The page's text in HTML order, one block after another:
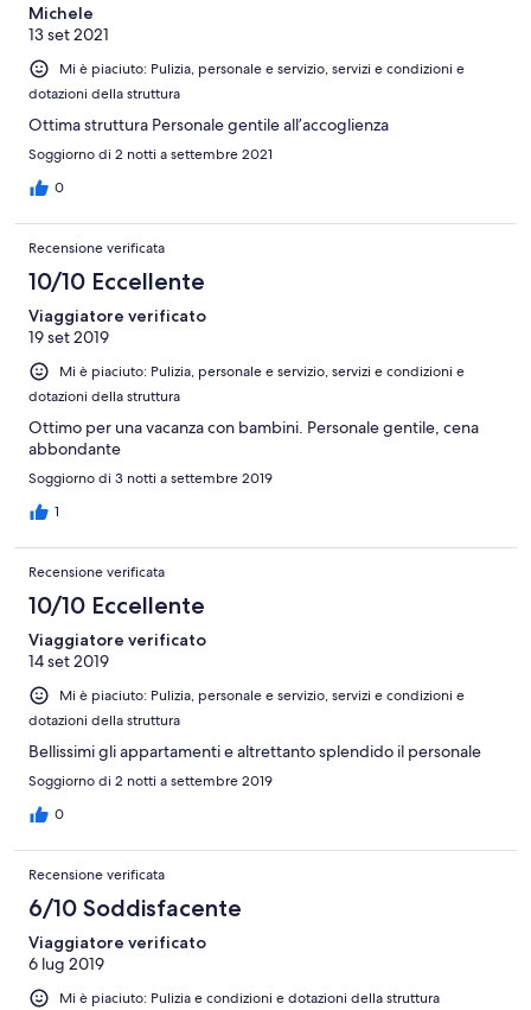
Michele
13 set 2021
Mi è piaciuto: Pulizia, personale e servizio, servizi e condizioni e
dotazioni della struttura
Ottima struttura Personale gentile all’accoglienza
Soggiorno di 2 notti a settembre 2021
0
Recensione verificata
10/10 Eccellente
Viaggiatore verificato
19 set 2019
Mi è piaciuto: Pulizia, personale e servizio, servizi e condizioni e
dotazioni della struttura
Ottimo per una vacanza con bambini. Personale gentile, cena
abbondante
Soggiorno di 3 notti a settembre 2019
1
Recensione verificata
10/10 Eccellente
Viaggiatore verificato
14 set 2019
Mi è piaciuto: Pulizia, personale e servizio, servizi e condizioni e
dotazioni della struttura
Bellissimi gli appartamenti e altrettanto splendido il personale
Soggiorno di 2 notti a settembre 2019
0
Recensione verificata
6/10 Soddisfacente
Viaggiatore verificato
6 lug 2019
Mi è piaciuto: Pulizia e condizioni e dotazioni della struttura